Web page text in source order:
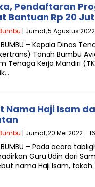
Pendaftaran
Bantuan Rp 20
| Jumat, 5 Agustus
BUMBU – Kepala Dinas
Tanah Bumbu
Tenaga Kerja Mandiri
Nama Haji Isam
| Jumat, 20 Mei 2022 -
BUMBU – Pada acara
Guru Udin dari
nama Haji Isam, tokoh